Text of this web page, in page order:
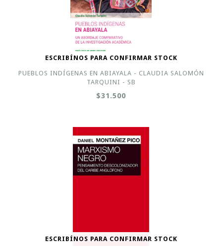
ESCRIBÍNOS PARA CONFIRMAR STOCK
PUEBLOS INDÍGENAS EN ABIAYALA - CLAUDIA SALOMÓN
TARQUINI - SB
$31.500
ESCRIBÍNOS PARA CONFIRMAR STOCK